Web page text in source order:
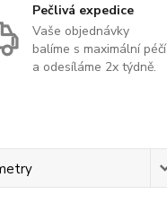
Pečlivá expedice
Vaše objednávky
balíme s maximální péčí
a odesíláme 2x týdně.